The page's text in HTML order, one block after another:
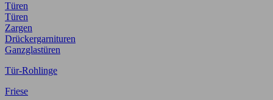
Türen
Türen
Zargen
Drückergarnituren
Ganzglastüren
Tür-Rohlinge
Friese